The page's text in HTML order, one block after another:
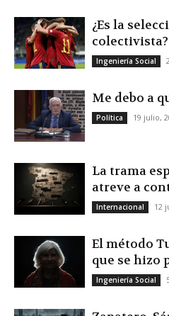
¿Es la
colectivista?
Ingeniería Social
Me debo a
Política 19 julio,
La trama
atreve a
Internacional 12
El método
que se hizo
Ingeniería Social